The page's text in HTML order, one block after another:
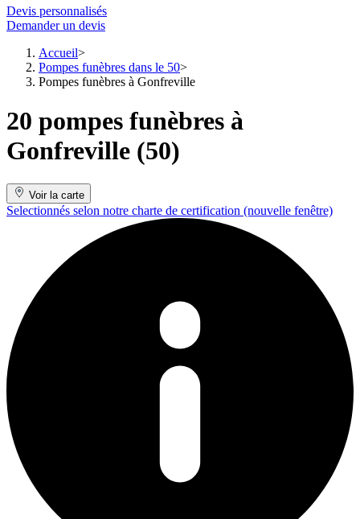
Devis personnalisés
Demander un devis
Accueil
Pompes funèbres dans le 50
Pompes funèbres à Gonfreville
20 pompes funèbres à
Gonfreville (50)
Voir la carte
Selectionnés selon notre charte de certification (nouvelle fenêtre)